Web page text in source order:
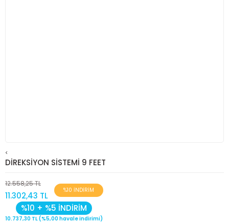
<
DİREKSİYON SİSTEMİ 9 FEET
12.558,25 TL
11.302,43 TL
%10 İNDİRİM
%10 + %5 İNDİRİM
10.737,30 TL (%5,00 havale indirimi)